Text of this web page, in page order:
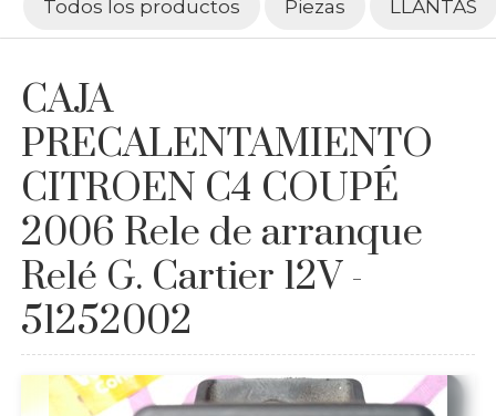
Todos los productos Piezas LLANTAS
CAJA
PRECALENTAMIENTO
CITROEN C4 COUPÉ
2006 Rele de arranque
Relé G. Cartier 12V -
51252002